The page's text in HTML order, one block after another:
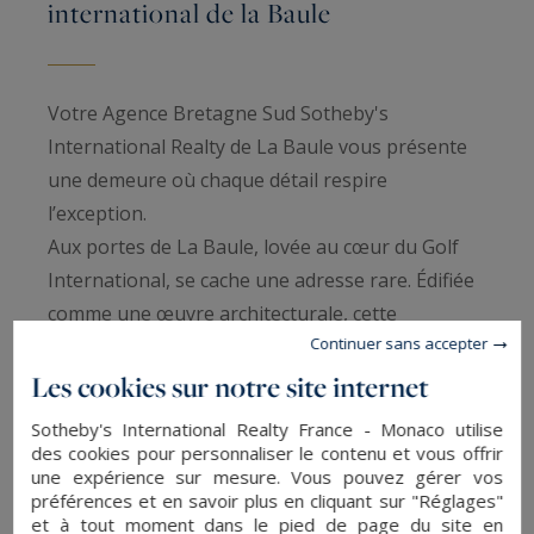
international de la Baule
Votre Agence Bretagne Sud Sotheby's
International Realty de La Baule vous présente
une demeure où chaque détail respire
l’exception.
Aux portes de La Baule, lovée au cœur du Golf
International, se cache une adresse rare. Édifiée
comme une œuvre architecturale, cette
propriété de 635 m² s’élève au milieu d’un parc
paysager de 4 000 m², bordé d’un plan d’eau et
volume a été pensé pour offrir une harmonie
parfaite entre élégance intemporelle et confort
absolu.
Les cookies sur notre site internet
Sotheby's International Realty France - Monaco utilise
des cookies pour personnaliser le contenu et vous offrir
une expérience sur mesure. Vous pouvez gérer vos
préférences et en savoir plus en cliquant sur "Réglages"
et à tout moment dans le pied de page du site en
Continuer sans accepter